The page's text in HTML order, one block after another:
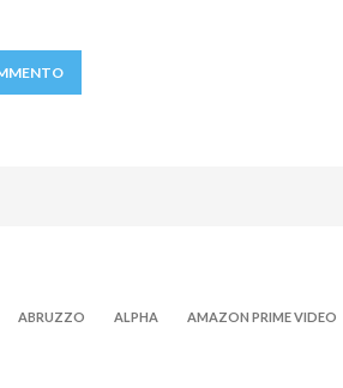
ABRUZZO ALPHA AMAZON PRIME VIDEO